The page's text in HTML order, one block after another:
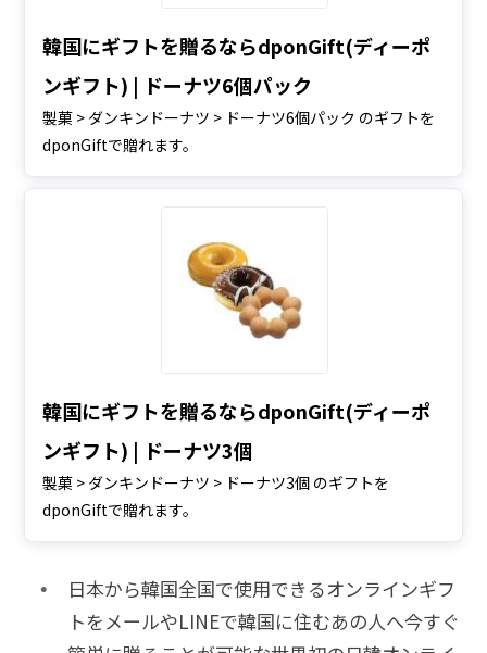
韓国にギフトを贈るならdponGift(ディーポ
ンギフト) | ドーナツ6個パック
製菓 > ダンキンドーナツ > ドーナツ6個パック のギフトを
dponGiftで贈れます。
韓国にギフトを贈るならdponGift(ディーポ
ンギフト) | ドーナツ3個
製菓 > ダンキンドーナツ > ドーナツ3個 のギフトを
dponGiftで贈れます。
日本から韓国全国で使用できるオンラインギフ
トをメールやLINEで韓国に住むあの人へ今すぐ